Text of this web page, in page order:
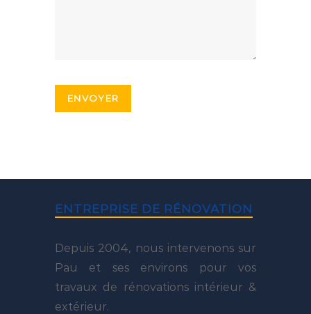
ENTREPRISE DE RÉNOVATION
Depuis 2004, nous intervenons sur
Pau et ses environs pour vos
travaux de rénovations intérieur &
extérieur.